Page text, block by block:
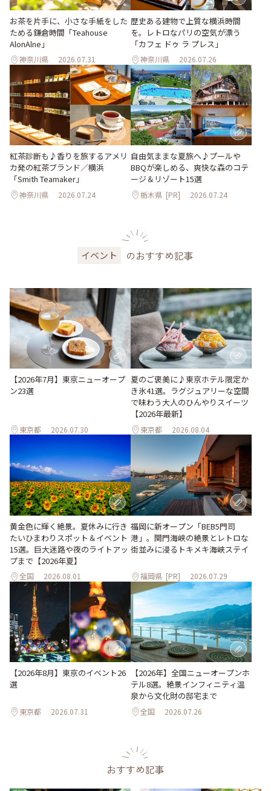
お茶を片手に、小さな手紙をした
ためる鎌倉時間「Teahouse
AlonAlne」
神奈川県 2026.07.31
歴史ある建物で上質な横浜時間
を。レトロなパリの空気が漂う
「カフェ ドゥ ラ プレス」
神奈川県 2026.07.26
紅茶診断も♪香りを旅するアメリ
カ発の紅茶ブランド／横浜
「Smith Teamaker」
神奈川県 2026.07.24
自由気ままな夏旅へ♪プールや
BBQが楽しめる、爽快な森のコテ
ージ＆リゾート15選
栃木県 [PR] 2026.07.24
イベント のおすすめ記事
【2026年7月】東京ニューオープ
ン23選
東京都 2026.07.30
夏のご褒美に♪東京ホテル限定か
き氷41選。ラグジュアリーな空間
で味わう大人のひんやりスイーツ
【2026年最新】
東京都 2026.08.04
黄金色に輝く絶景。夏休みに行き
たいひまわりスポット＆イベント
15選。巨大迷路や夜のライトアッ
プまで【2026年夏】
全国 2026.08.01
福岡に新オープン「BEB5門司
港」。関門海峡の絶景とレトロな
街並みに浸るトキメキ海峡ステイ
福岡県 [PR] 2026.07.29
【2026年8月】東京のイベント26
選
東京都 2026.07.31
【2026年】全国ニューオープンホ
テル8選。絶景インフィニティ温
泉から文化財の邸宅まで
全国 2026.07.26
おすすめ記事